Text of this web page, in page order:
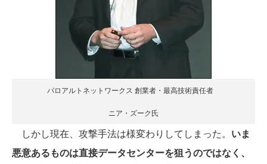
パロアルトネットワークス 創業者・最高技術責任者
ニア・ズーク氏
しかし現在、攻撃手法は様変わりしてしまった。 いま
悪意あるものは直接データセンターを狙うのではなく、